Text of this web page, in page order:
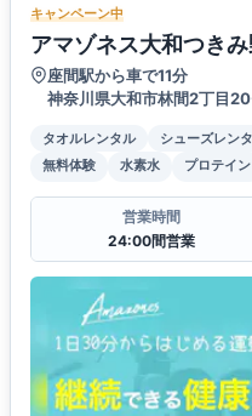
キャンペーン中
アマゾネス大和つき
座間駅から車で11分
神奈川県大和市林間2丁目
タオルレンタル シューズレン
無料体験
水素水 プロテイン
営業時間
24:00間営業